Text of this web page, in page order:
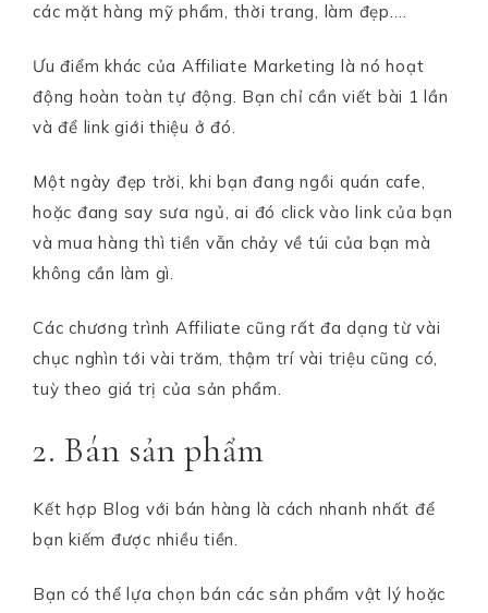
các mặt hàng mỹ phẩm, thời trang, làm đẹp….
Ưu điểm khác của Affiliate Marketing là nó hoạt
động hoàn toàn tự động. Bạn chỉ cần viết bài 1 lần
và để link giới thiệu ở đó.
Một ngày đẹp trời, khi bạn đang ngồi quán cafe,
hoặc đang say sưa ngủ, ai đó click vào link của bạn
và mua hàng thì tiền vẫn chảy về túi của bạn mà
không cần làm gì.
Các chương trình Affiliate cũng rất đa dạng từ vài
chục nghìn tới vài trăm, thậm trí vài triệu cũng có,
tuỳ theo giá trị của sản phẩm.
2. Bán sản phẩm
Kết hợp Blog với bán hàng là cách nhanh nhất để
bạn kiếm được nhiều tiền.
Bạn có thể lựa chọn bán các sản phẩm vật lý hoặc